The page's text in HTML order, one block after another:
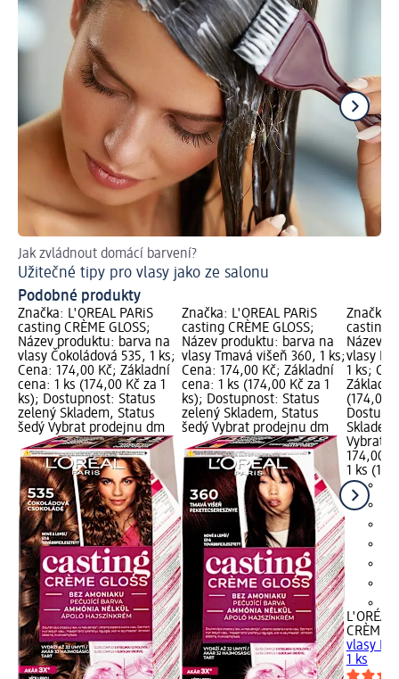
Jak zvládnout domácí barvení?
Užitečné tipy pro vlasy jako ze salonu
Podobné produkty
Značka: L'ORÉAL PARiS
casting CRÈME GLOSS;
Název produktu: barva na
vlasy Čokoládová 535, 1 ks;
Cena: 174,00 Kč; Základní
cena: 1 ks (174,00 Kč za 1
ks); Dostupnost: Status
zelený Skladem, Status
šedý Vybrat prodejnu dm
Značka: L'ORÉAL PARiS
casting CRÈME GLOSS;
Název produktu: barva na
vlasy Tmavá višeň 360, 1 ks;
Cena: 174,00 Kč; Základní
cena: 1 ks (174,00 Kč za 1
ks); Dostupnost: Status
zelený Skladem, Status
šedý Vybrat prodejnu dm
Značka:
casting
Název
vlasy
1 ks;
Základní
(174,00
Vybrat
174,00
1 ks
CRÈME
vlasy
1 ks